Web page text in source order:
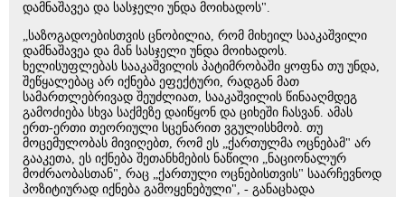
დამნაშავეა და სასჯელი უნდა მოიხადოს".
„საზოგადოებისთვის ცნობილია, რომ მიხეილ სააკაშვილი
დამნაშავეა და მან სასჯელი უნდა მოიხადოს.
ხელისუფლებას სააკაშვილის პატიმრობაში ყოფნა თუ უნდა,
შეწყალებაც არ იქნება ეფექტური, რადგან მათ
სამართლებრივად შეუძლიათ, სააკაშვილის წინააღმდეგ
გამოძიება სხვა საქმეზე დაიწყონ და ციხეში ჩასვან. ამას
ერთ-ერთი თეორიული სცენარით ვგულისხმობ. თუ
მოცემულობას მივიღებთ, რომ ეს „ქართულმა ოცნებამ" არ
გააკეთა, ეს იქნება შეთანხმების ნაწილი „ნაციონალურ
მოძრაობასთან", რაც „ქართული ოცნებისთვის" საარჩევნოდ
პოზიტიურად იქნება გამოყენებული", - განაცხადა